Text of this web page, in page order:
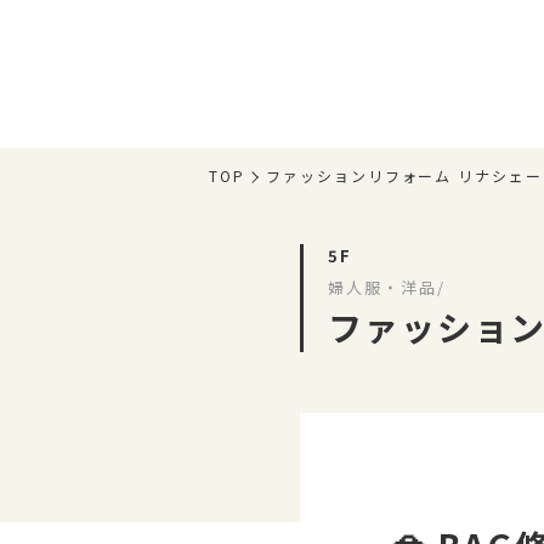
TOP ファッションリフォーム リナシェ
5F
婦人服・洋品/
ファッショ